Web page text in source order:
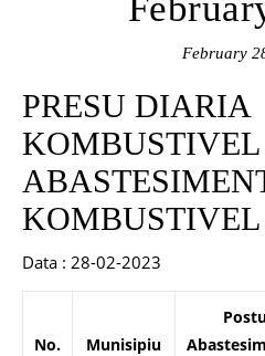
February
PRESU DIARIA
KOMBUSTIVEL
Data : 28-02-2023
No. Munisipiu